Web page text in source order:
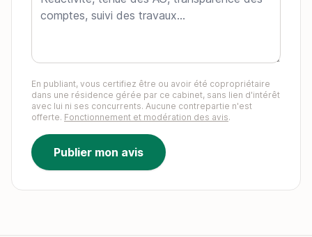
En publiant, vous certifiez être ou avoir été copropriétaire
dans une résidence gérée par ce cabinet, sans lien d'intérêt
avec lui ni ses concurrents. Aucune contrepartie n'est
offerte. Fonctionnement et modération des avis.
Publier mon avis